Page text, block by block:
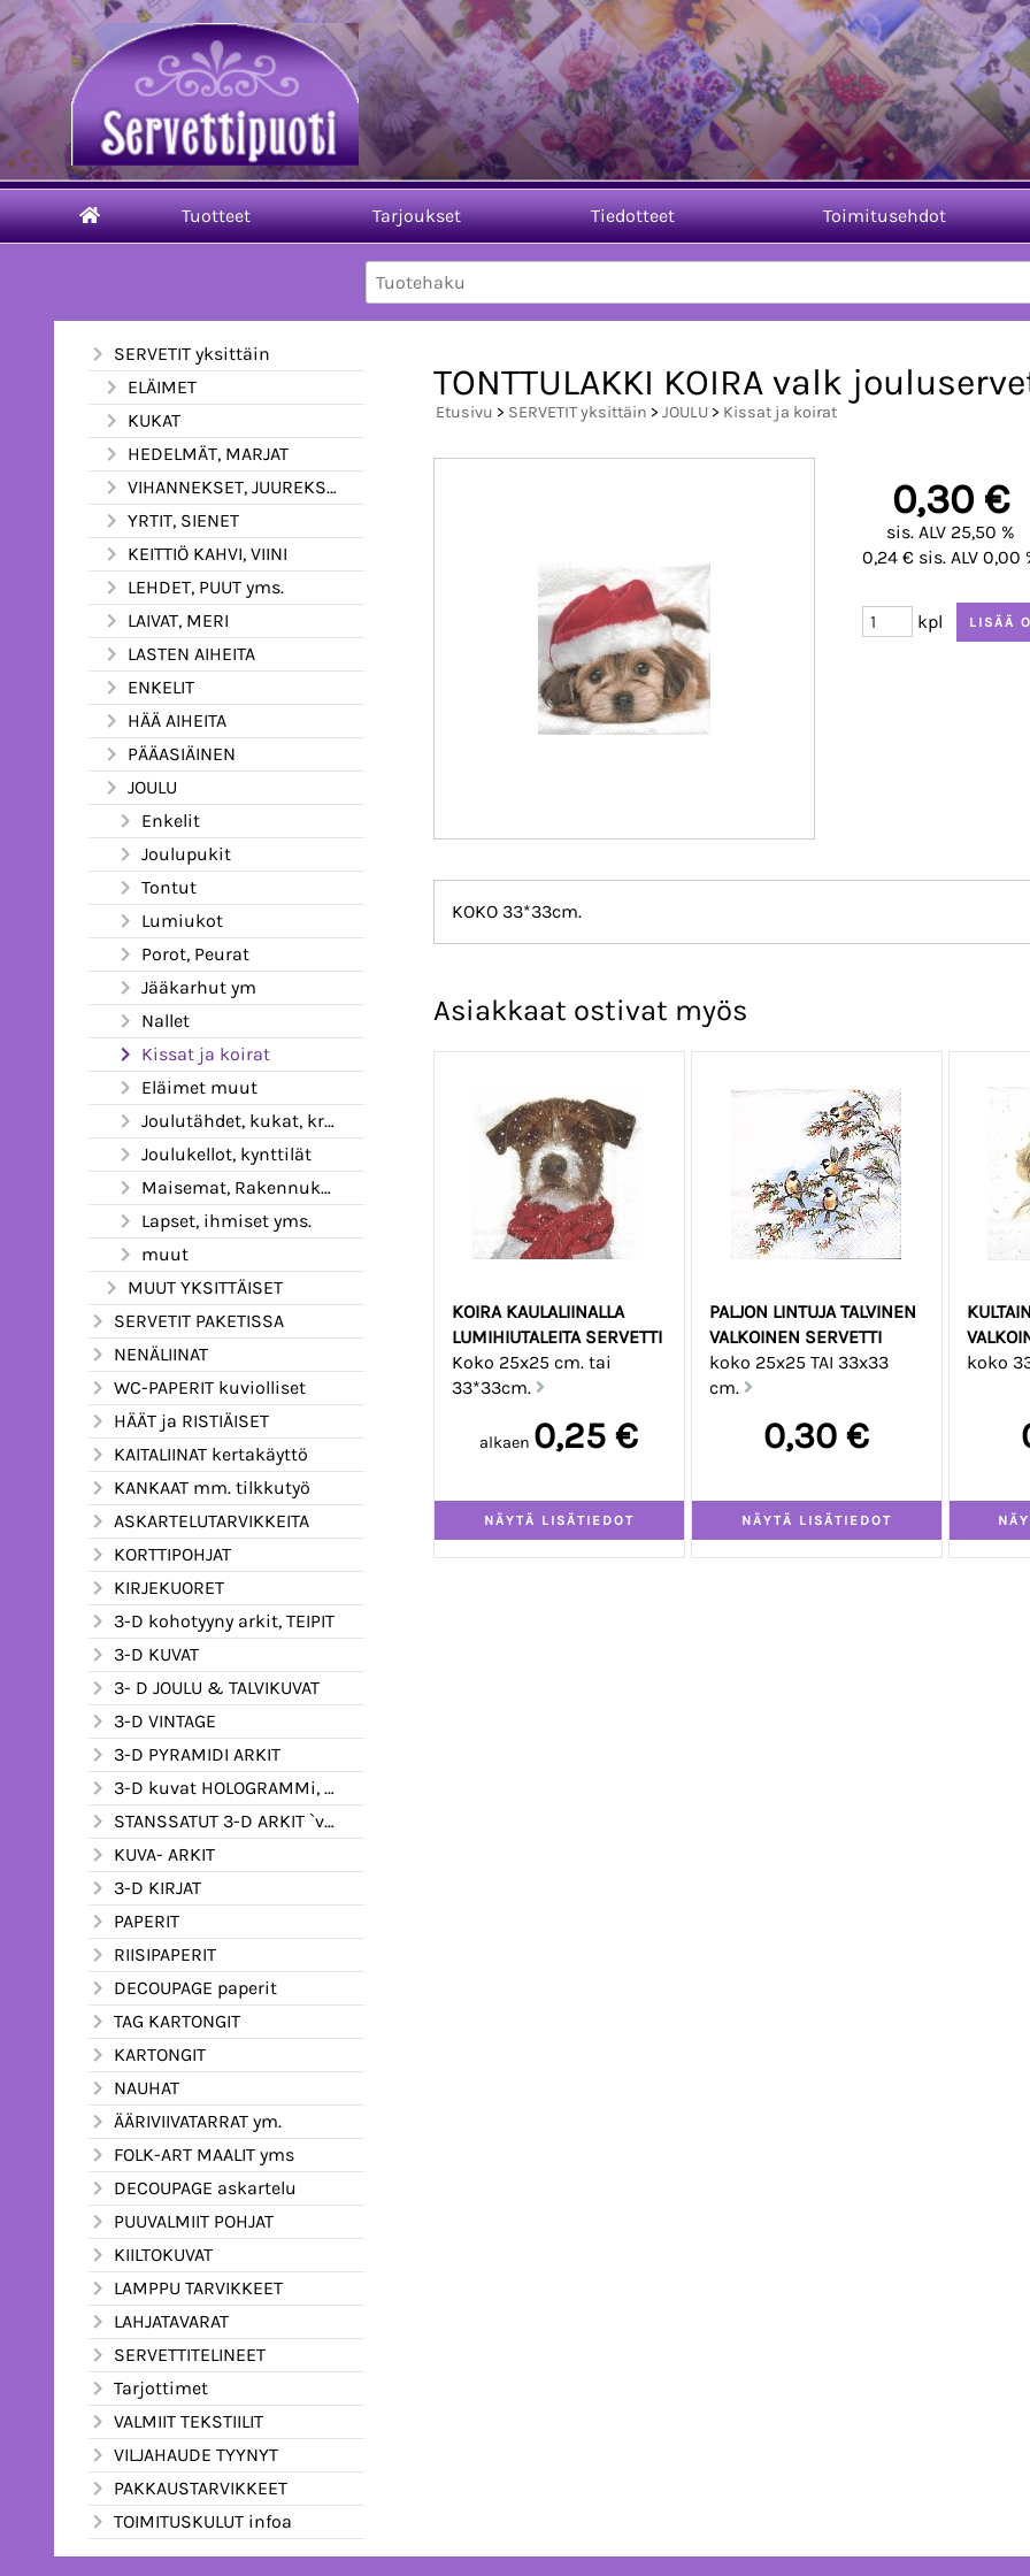
Tuotteet Tarjoukset Tiedotteet Toimitusehdot
SERVETIT yksittäin
ELÄIMET
KUKAT
HEDELMÄT, MARJAT
VIHANNEKSET, JUUREKSET
YRTIT, SIENET
KEITTIÖ KAHVI, VIINI
LEHDET, PUUT yms.
LAIVAT, MERI
LASTEN AIHEITA
ENKELIT
HÄÄ AIHEITA
PÄÄASIÄINEN
JOULU
Enkelit
Joulupukit
Tontut
Lumiukot
Porot, Peurat
Jääkarhut ym
Nallet
Kissat ja koirat
Eläimet muut
Joulutähdet, kukat, kranssit
Joulukellot, kynttilät
Maisemat, Rakennukset
Lapset, ihmiset yms.
muut
MUUT YKSITTÄISET
SERVETIT PAKETISSA
NENÄLIINAT
WC-PAPERIT kuviolliset
HÄÄT ja RISTIÄISET
KAITALIINAT kertakäyttö
KANKAAT mm. tilkkutyö
ASKARTELUTARVIKKEITA
KORTTIPOHJAT
KIRJEKUORET
3-D kohotyyny arkit, TEIPIT
3-D KUVAT
3- D JOULU & TALVIKUVAT
3-D VINTAGE
3-D PYRAMIDI ARKIT
3-D kuvat HOLOGRAMMi, kimalle ym.
STANSSATUT 3-D ARKIT `valmiiksi leikatut
KUVA- ARKIT
3-D KIRJAT
PAPERIT
RIISIPAPERIT
DECOUPAGE paperit
TAG KARTONGIT
KARTONGIT
NAUHAT
ÄÄRIVIIVATARRAT ym.
FOLK-ART MAALIT yms
DECOUPAGE askartelu
PUUVALMIIT POHJAT
KIILTOKUVAT
LAMPPU TARVIKKEET
LAHJATAVARAT
SERVETTITELINEET
Tarjottimet
VALMIIT TEKSTIILIT
VILJAHAUDE TYYNYT
PAKKAUSTARVIKKEET
TOIMITUSKULUT infoa
TONTTULAKKI KOIRA valk
Etusivu > SERVETIT yksittäin > JOULU > Kissat ja koirat
0,30 €
sis. ALV 25,50 %
0,24 € sis. ALV 0,00
kpl
KOKO 33*33cm.
Asiakkaat ostivat myös
KOIRA KAULALIINALLA
LUMIHIUTALEITA SERVETTI
Koko 25x25 cm. tai
33*33cm.
alkaen 0,25 €
PALJON LINTUJA TALVINEN
VALKOINEN SERVETTI
koko 25x25 TAI 33x33
cm.
0,30 €
koko